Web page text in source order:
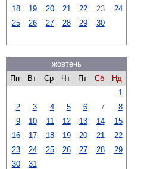
18
19 20 21 22 23
24
25
26 27 28 29 30
жовтень
Пн
Вт Ср Чт Пт Сб
Нд
1
2
3 4 5 6 7
8
9
10 11 12 13 14
15
16
17 18 19 20 21
22
23
24 25 26 27 28
29
30
31